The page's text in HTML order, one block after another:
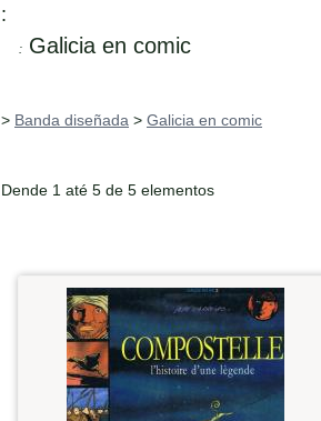
:
: Galicia en comic
> Banda diseñada > Galicia en comic
Dende 1 até 5 de 5 elementos